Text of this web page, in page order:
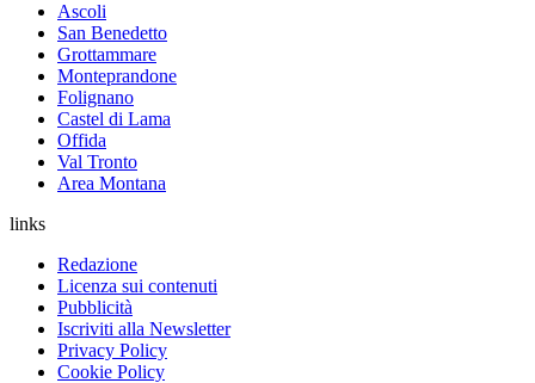
Ascoli
San Benedetto
Grottammare
Monteprandone
Folignano
Castel di Lama
Offida
Val Tronto
Area Montana
links
Redazione
Licenza sui contenuti
Pubblicità
Iscriviti alla Newsletter
Privacy Policy
Cookie Policy